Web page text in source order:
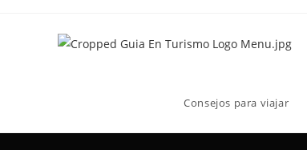
Consejos para viajar